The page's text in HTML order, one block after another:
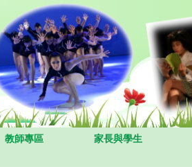
教師專區 家長與學生